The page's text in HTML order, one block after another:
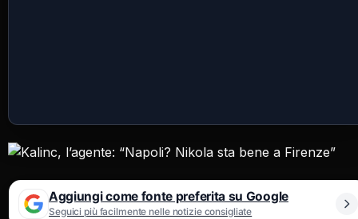
Aggiungi come fonte preferita su Google
Seguici più facilmente nelle notizie consigliate